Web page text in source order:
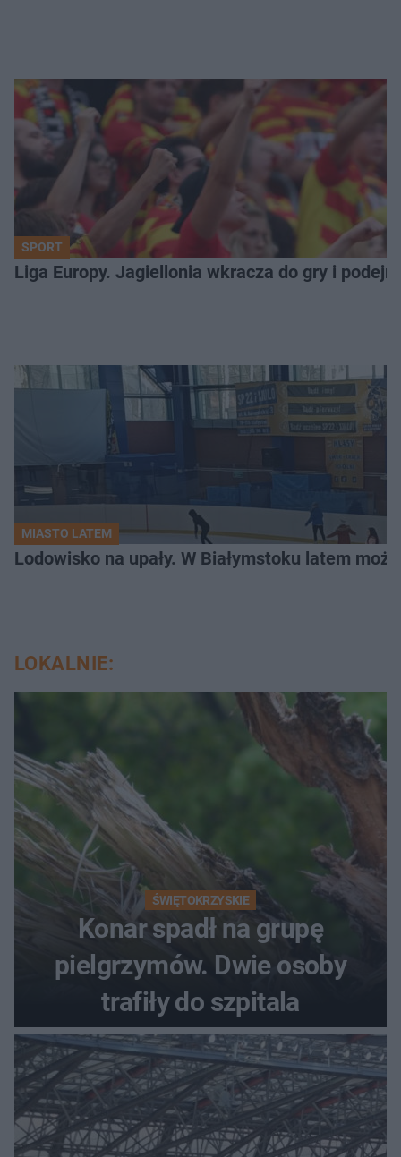
SPORT
Liga Europy. Jagiellonia wkracza do gry i
MIASTO LATEM
Lodowisko na upały. W Białymstoku latem
LOKALNIE:
ŚWIĘTOKRZYSKIE
Konar spadł na grupę
pielgrzymów. Dwie osoby
trafiły do szpitala